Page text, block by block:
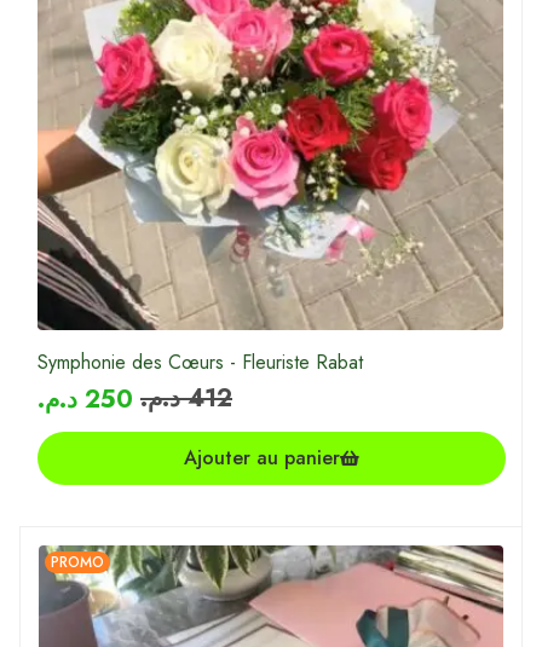
Symphonie des Cœurs - Fleuriste Rabat
412 د.م. 250 د.م.
Ajouter au panier
PROMO